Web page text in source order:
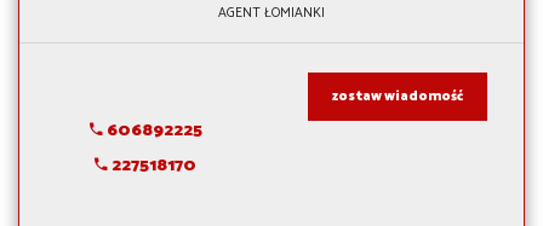
AGENT ŁOMIANKI
606892225
227518170
zostaw wiadomość